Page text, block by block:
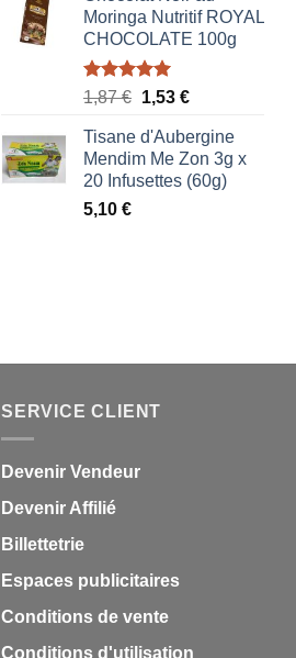
Moringa Nutritif ROYAL
CHOCOLATE 100g
Note5.00
1,87€ Le
initial
était :
1,87 €.
1,53 €Le
actuel
est :
1,53 €.
Tisane d'Aubergine
Mendim Me Zon 3g x
20 Infusettes (60g)
5,10 €
SERVICE CLIENT
Devenir Vendeur
Devenir Affilié
Billettetrie
Espaces publicitaires
Conditions de vente
Conditions d'utilisation